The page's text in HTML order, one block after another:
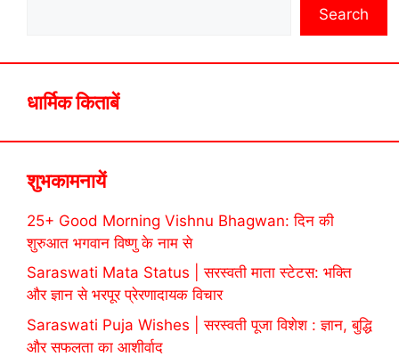
Search
धार्मिक किताबें
शुभकामनायें
25+ Good Morning Vishnu Bhagwan: दिन की
शुरुआत भगवान विष्णु के नाम से
Saraswati Mata Status | सरस्वती माता स्टेटस: भक्ति
और ज्ञान से भरपूर प्रेरणादायक विचार
Saraswati Puja Wishes | सरस्वती पूजा विशेश : ज्ञान, बुद्धि
और सफलता का आशीर्वाद